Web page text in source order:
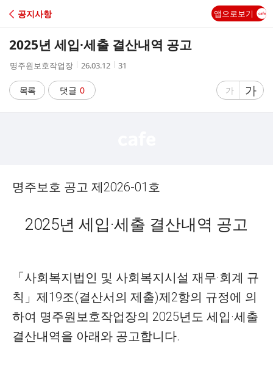
C
A
공지사항 앱으로보기
2025년 세입·세출 결산내역 공고
작
자
명주원보호작업장
작
시
간
26.03.12
조
31
목록 댓글 0
글
가
글
자
가
명주보호 공고 제2026-01 호
2025년 세입 ·세출 결산내역 공고
「사회복지법인 및 사회복지시설 재무·회계 규
칙 」 제19조(결산서의 제출)제2항의 규정에 의
하여 명주원보호작업장의 2025년도 세입 ·세출
결산내역을 아래와 공고합니다.